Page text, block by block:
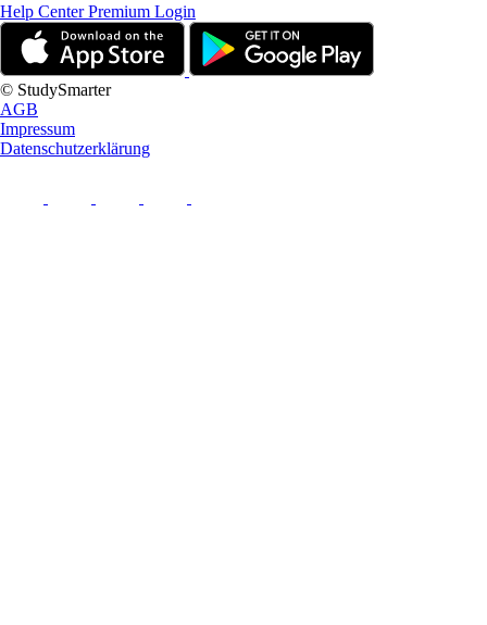
Help CenterPremium Login
© StudySmarter
AGB
Impressum
Datenschutzerklärung